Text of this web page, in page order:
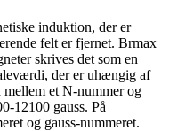
induktion, der er
felt er fjernet. Brmax
skrives det som en
der er uhængig af
mellem et N-nummer og
12100 gauss. På
og gauss-nummeret.